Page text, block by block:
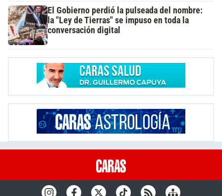
El Gobierno perdió la pulseada del nombre:
la "Ley de Tierras" se impuso en toda la
conversación digital